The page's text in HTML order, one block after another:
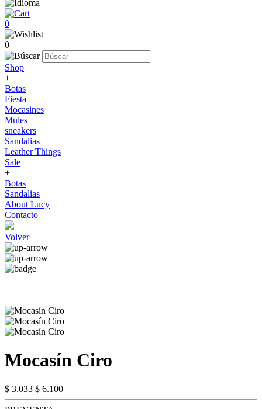
0
0
Shop
+
Botas
Fiesta
Mocasines
Mules
sneakers
Sandalias
Leather Things
Sale
+
Botas
Sandalias
About Lucy
Contacto
Volver
Mocasín Ciro
$ 3.033 $ 6.100